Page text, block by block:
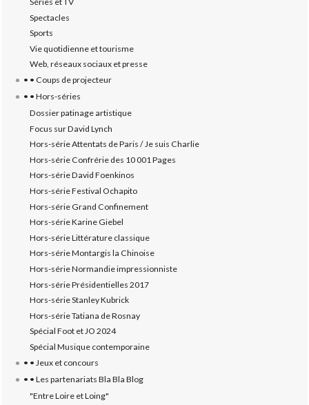
Spectacles
Sports
Vie quotidienne et tourisme
Web, réseaux sociaux et presse
• • Coups de projecteur
• • Hors-séries
Dossier patinage artistique
Focus sur David Lynch
Hors-série Attentats de Paris / Je suis Charlie
Hors-série Confrérie des 10 001 Pages
Hors-série David Foenkinos
Hors-série Festival Ochapito
Hors-série Grand Confinement
Hors-série Karine Giebel
Hors-série Littérature classique
Hors-série Montargis la Chinoise
Hors-série Normandie impressionniste
Hors-série Présidentielles 2017
Hors-série Stanley Kubrick
Hors-série Tatiana de Rosnay
Spécial Foot et JO 2024
Spécial Musique contemporaine
• • Jeux et concours
• • Les partenariats Bla Bla Blog
"Entre Loire et Loing"